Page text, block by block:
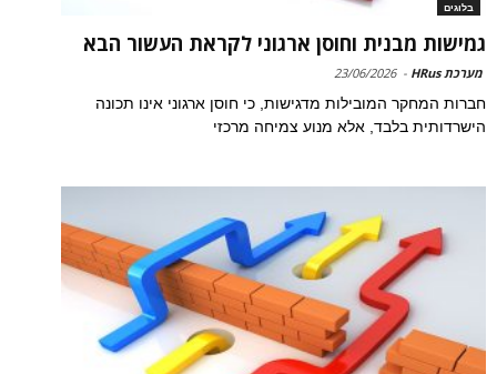
בלוגים
גמישות מבנית וחוסן ארגוני לקראת העשור הבא
מערכת HRus -
23/06/2026
חברות המחקר המובילות מדגישות, כי חוסן ארגוני אינו תכונה
הישרדותית בלבד, אלא מנוע צמיחה מרכזי